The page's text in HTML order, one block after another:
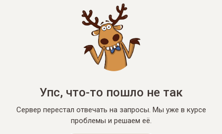
Упс, что-то пошло не так
Сервер перестал отвечать на запросы. Мы уже в курсе
проблемы и решаем её.